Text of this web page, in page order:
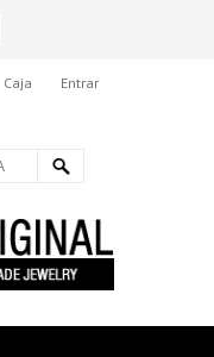
Caja Entrar